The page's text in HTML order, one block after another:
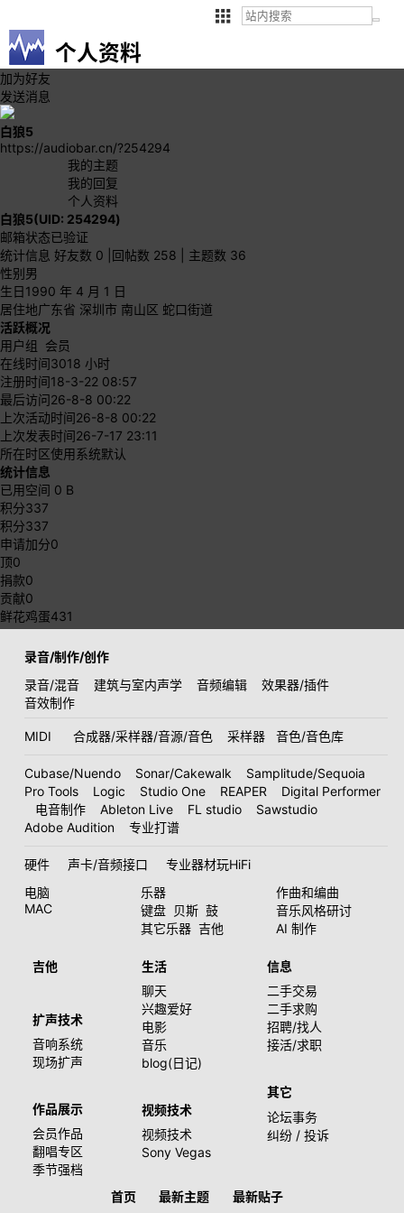
个人资料
加为好友
发送消息
白狼5
https://audiobar.cn/?254294
我的主题
我的回复
个人资料
白狼5(UID: 254294)
邮箱状态已验证
统计信息 好友数 0 回帖数 258
主题数 36
性别男
生日1990 年 4 月 1 日
居住地广东省 深圳市 南山区 蛇口街道
活跃概况
用户组 会员
在线时间3018 小时
注册时间18-3-22 08:57
最后访问26-8-8 00:22
上次活动时间26-8-8 00:22
上次发表时间26-7-17 23:11
所在时区使用系统默认
统计信息
已用空间 0 B
积分337
积分337
申请加分0
顶0
捐款0
贡献0
鲜花鸡蛋431
录音/制作/创作
录音/混音
建筑与室内声学 音频编辑
效果器/插件
音效制作
MIDI 合成器/采样器/音源/音色 采样器 音色/音色库
Cubase/Nuendo Sonar/Cakewalk
Samplitude/Sequoia
Pro Tools
Logic Studio One REAPER
Digital Performer
电音制作
Ableton Live FL studio
Sawstudio
Adobe Audition
专业打谱
硬件 声卡/音频接口
专业器材玩HiFi
电脑
MAC
乐器
键盘 贝斯 鼓
其它乐器 吉他
作曲和编曲
音乐风格研讨
AI 制作
吉他
扩声技术
音响系统
现场扩声
作品展示
会员作品
翻唱专区
季节强档
生活
聊天
兴趣爱好
电影
音乐
blog(日记)
视频技术
视频技术
Sony Vegas
信息
二手交易
二手求购
招聘/找人
接活/求职
其它
论坛事务
纠纷 / 投诉
首页 最新主题 最新贴子